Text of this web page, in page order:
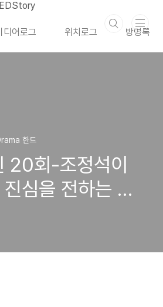
디어로그 위치로그 방명록
한드
20회-조정석이
심을 전하는 방